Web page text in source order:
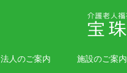
法人のご案内 施設のご案内